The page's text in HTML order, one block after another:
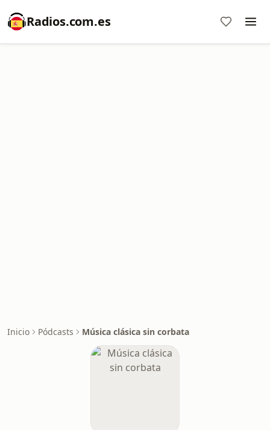
Radios.com.es
Inicio Pódcasts Música clásica sin corbata